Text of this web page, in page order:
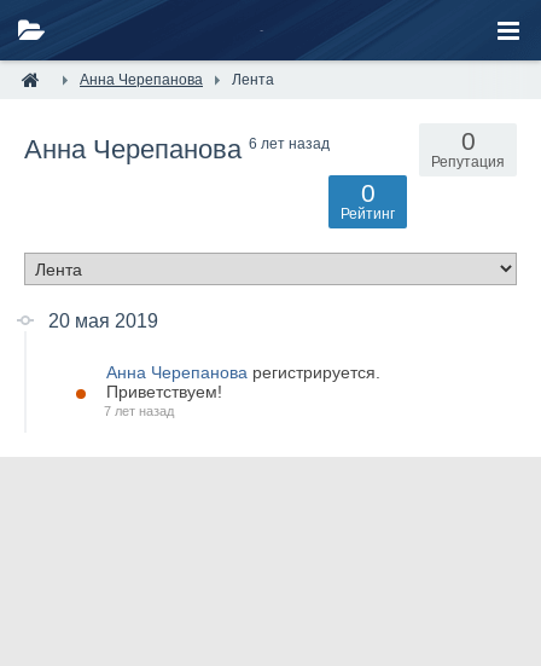
Анна Черепанова Лента
Анна Черепанова 6 лет назад 0
Репутация
0
Рейтинг
20 мая 2019
Анна Черепанова регистрируется.
Приветствуем!
7 лет назад